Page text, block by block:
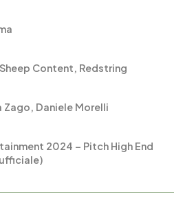
Content, Redstring
Zago, Daniele Morelli
2024 – Pitch High End